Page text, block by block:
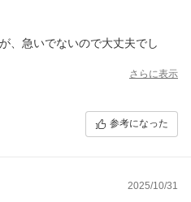
、急いでないので大丈夫でし
さらに表示
参考になった
2025/10/31